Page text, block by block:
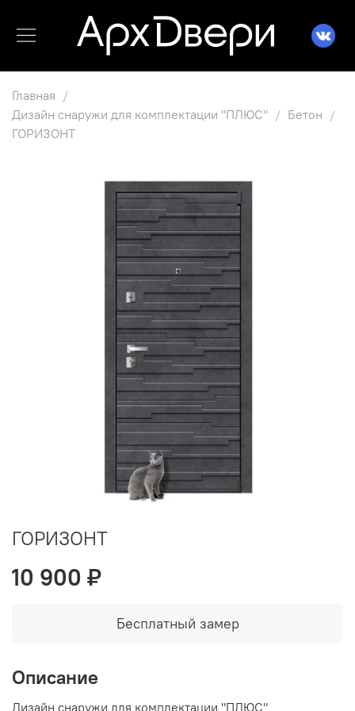
Главная
Дизайн снаружи для комплектации "ПЛЮС"
Бетон
ГОРИЗОНТ
ГОРИЗОНТ
10 900 ₽
Бесплатный замер
Описание
Дизайн снаружи для комплектации "ПЛЮС"